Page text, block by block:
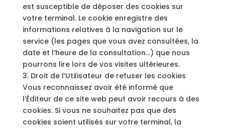
est susceptible de déposer des cookies sur
votre terminal. Le cookie enregistre des
informations relatives à la navigation sur le
service (les pages que vous avez consultées, la
date et l’heure de la consultation…) que nous
pourrons lire lors de vos visites ultérieures.
3. Droit de l’Utilisateur de refuser les cookies
Vous reconnaissez avoir été informé que
l’Éditeur de ce site web peut avoir recours à des
cookies. Si vous ne souhaitez pas que des
cookies soient utilisés sur votre terminal, la